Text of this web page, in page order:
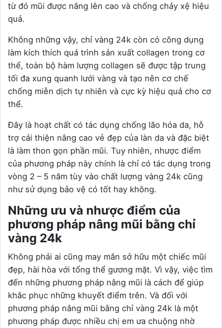
từ đó mũi được nâng lên cao và chống chảy xệ hiệu
quả.
Không những vậy, chỉ vàng 24k còn có công dụng
làm kích thích quá trình sản xuất collagen trong cơ
thể, toàn bộ hàm lượng collagen sẽ được tập trung
tối đa xung quanh lưới vàng và tạo nên cơ chế
chống miễn dịch tự nhiên và cực kỳ hiệu quả cho cơ
thể.
Đây là hoạt chất có tác dụng chống lão hóa da, hỗ
trợ cải thiện nâng cao vẻ đẹp của làn da và đặc biệt
là làm thon gọn phần mũi. Tuy nhiên, nhược điểm
của phương pháp này chính là chỉ có tác dụng trong
vòng 2 – 5 năm tùy vào chất lượng vàng 24k cũng
như sử dụng bảo vệ có tốt hay không.
Những ưu và nhược điểm của
phương pháp nâng mũi bằng chỉ
vàng 24k
Không phải ai cũng may mắn sở hữu một chiếc mũi
đẹp, hài hòa với tổng thể gương mặt. Vì vậy, việc tìm
đến những phương pháp nâng mũi là cách để giúp
khắc phục những khuyết điểm trên. Và đối với
phương pháp nâng mũi bằng chỉ vàng 24k là một
phương pháp được nhiều chị em ưa chuộng nhờ